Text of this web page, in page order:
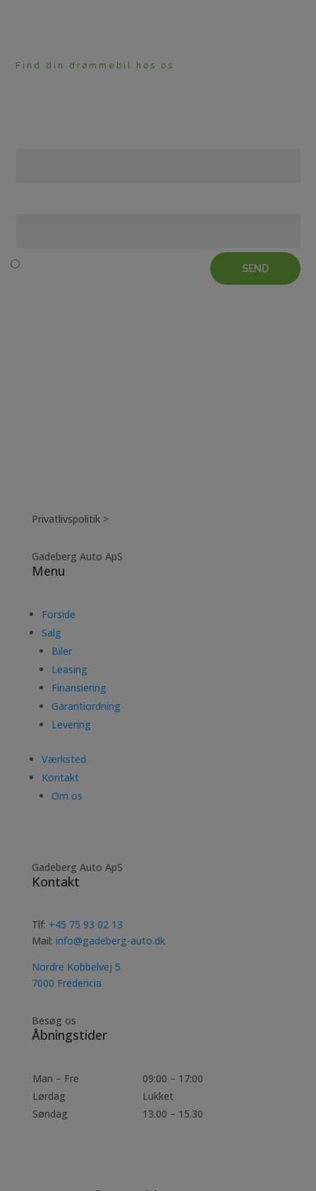
Find din drømmebil hos os
SEND
Privatlivspolitik >
Gadeberg Auto ApS
Menu
Forside
Salg
Biler
Leasing
Finansiering
Garantiordning
Levering
Værksted
Kontakt
Om os
Gadeberg Auto ApS
Kontakt
Tlf: +45 75 93 02 13
Mail: info@gadeberg-auto.dk
Nordre Kobbelvej 5
7000 Fredericia
Besøg os
Åbningstider
Man – Fre
09:00 – 17:00
Lørdag
Lukket
Søndag
13.00 – 15.30